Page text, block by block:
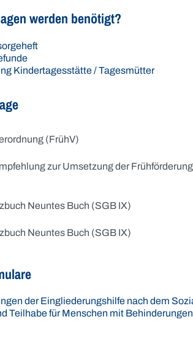
werden benötigt?
Kindertagesstätte / Tagesmütter
(FrühV)
zur Umsetzung der
Neuntes Buch (SGB IX)
Neuntes Buch (SGB IX)
der Eingliederungshilfe nach dem
Teilhabe für Menschen mit Behinderungen